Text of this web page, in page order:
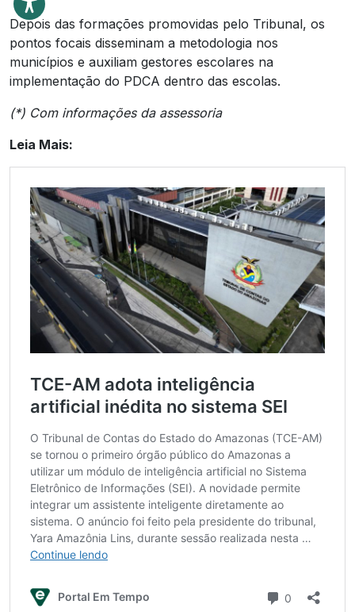
Depois das formações promovidas pelo Tribunal, os
pontos focais disseminam a metodologia nos
municípios e auxiliam gestores escolares na
implementação do PDCA dentro das escolas.
(*) Com informações da assessoria
Leia Mais: